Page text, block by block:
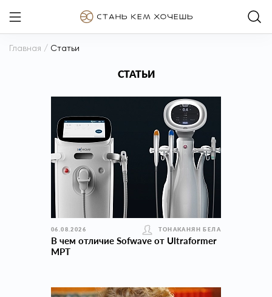
Главная / Статьи
СТАТЬИ
06.08.2026 ТОНАКАНЯН БЕЛА
В чем отличие Sofwave от Ultraformer
MPT